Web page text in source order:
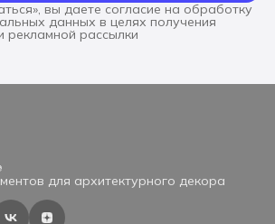
вы даете согласие на обработку
данных в целях получения
рассылки
для архитектурного декора